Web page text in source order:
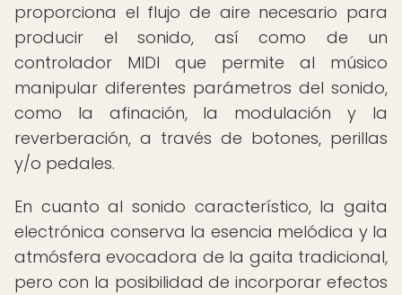
proporciona el flujo de aire necesario para
producir el sonido, así como de un
controlador MIDI que permite al músico
manipular diferentes parámetros del sonido,
como la afinación, la modulación y la
reverberación, a través de botones, perillas
y/o pedales.
En cuanto al sonido característico, la gaita
electrónica conserva la esencia melódica y la
atmósfera evocadora de la gaita tradicional,
pero con la posibilidad de incorporar efectos